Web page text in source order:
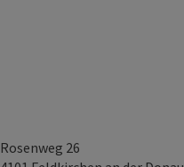
Rosenweg 26